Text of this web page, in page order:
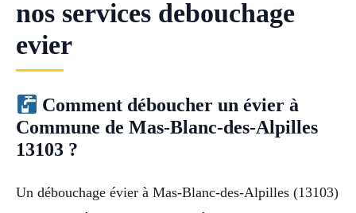
nos services debouchage
evier
Comment déboucher un évier à
Commune de Mas-Blanc-des-Alpilles
13103 ?
Un débouchage évier à Mas-Blanc-des-Alpilles (13103)